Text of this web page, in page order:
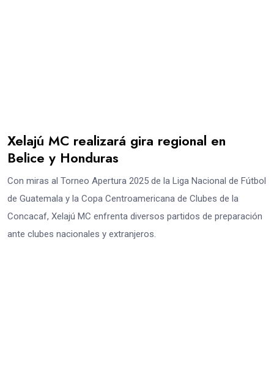
Xelajú MC realizará gira regional en
Belice y Honduras
Con miras al Torneo Apertura 2025 de la Liga Nacional de Fútbol
de Guatemala y la Copa Centroamericana de Clubes de la
Concacaf, Xelajú MC enfrenta diversos partidos de preparación
ante clubes nacionales y extranjeros.